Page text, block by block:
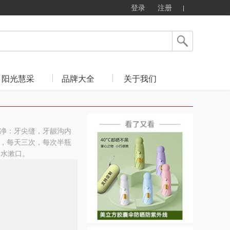
登录 注册
阳光慧采 品牌大全 关于我们
：牙尖缝，牙龈沟内
每天三次，每次半瓶
漱口。